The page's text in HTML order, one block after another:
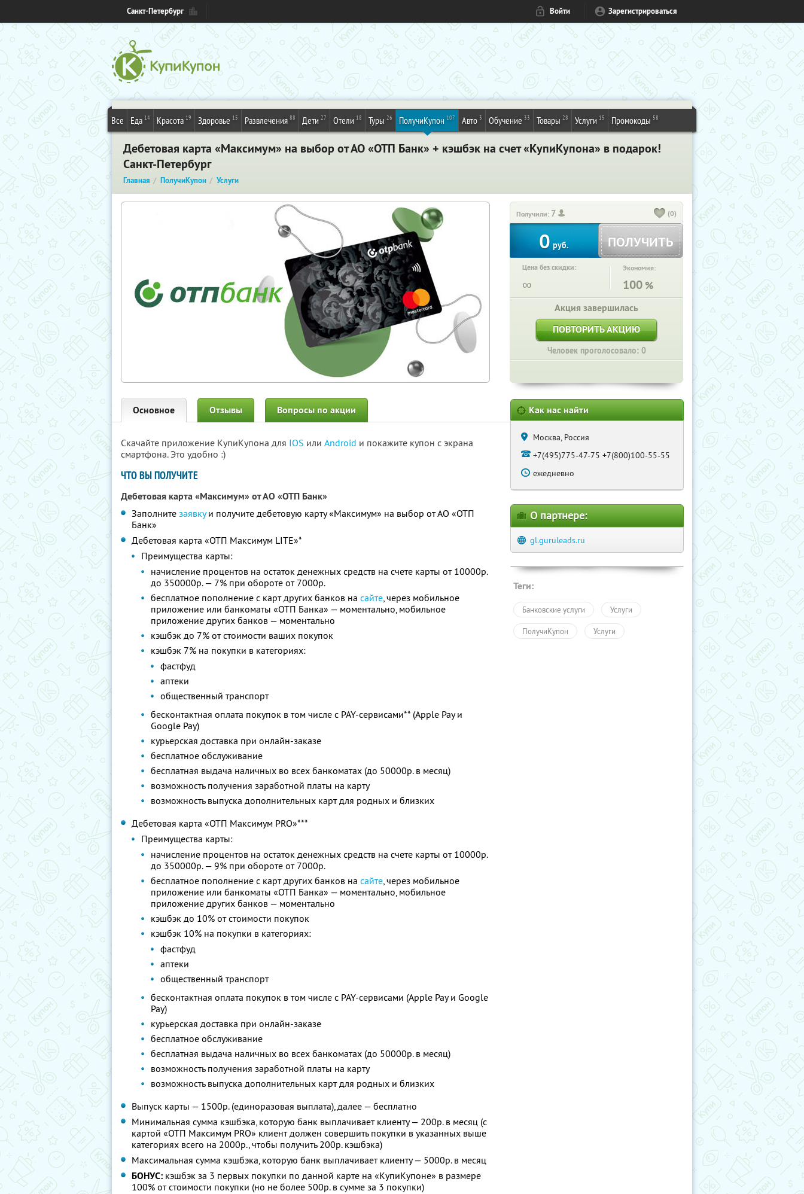
Санкт-Петербург Войти Зарегистрироваться
Все Еда 14 Красота 19 Здоровье 15 Развлечения 88 Дети 27 Отели 18 Туры 26 ПолучиКупон 107 Авто 3 Обучение 33 Товары 28 Услуги 15 Промокоды 58
Дебетовая карта «Максимум» на выбор от АО «ОТП Банк» + кэшбэк на счет «КупиКупона» в подарок!
Санкт-Петербург
Главная ПолучиКупон Услуги
Получили: 7 (0)
0 руб. ПОЛУЧИТЬ
Цена без скидки:
∞
Экономия:
100 %
Акция завершилась
ПОВТОРИТЬ АКЦИЮ
Человек проголосовало: 0
Основное Отзывы Вопросы по акции
Скачайте приложение КупиКупона для IOS или Android и покажите купон с экрана
смартфона. Это удобно :)
ЧТО ВЫ ПОЛУЧИТЕ
Дебетовая карта «Максимум» от АО «ОТП Банк»
Заполните заявкуи получите дебетовую карту «Максимум» на выбор от АО «ОТП
Банк»
Дебетовая карта «ОТП Максимум LITE»*
Преимущества карты:
начисление процентов на остаток денежных средств на счете карты от 10000р.
до 350000р. — 7% при обороте от 7000р.
бесплатное пополнение с карт других банков на сайте, через мобильное
приложение или банкоматы «ОТП Банка» — моментально, мобильное
приложение других банков — моментально
кэшбэк до 7% от стоимости ваших покупок
кэшбэк 7% на покупки в категориях:
фастфуд
аптеки
общественный транспорт
бесконтактная оплата покупок в том числе c PAY-сервисами** (Apple Pay и
Google Pay)
курьерская доставка при онлайн-заказе
бесплатное обслуживание
бесплатная выдача наличных во всех банкоматах (до 50000р. в месяц)
возможность получения заработной платы на карту
возможность выпуска дополнительных карт для родных и близких
Дебетовая карта «ОТП Максимум PRO»***
Преимущества карты:
начисление процентов на остаток денежных средств на счете карты от 10000р.
до 350000р. — 9% при обороте от 7000р.
бесплатное пополнение с карт других банков на сайте, через мобильное
приложение или банкоматы «ОТП Банка» — моментально, мобильное
приложение других банков — моментально
кэшбэк до 10% от стоимости покупок
кэшбэк 10% на покупки в категориях:
фастфуд
аптеки
общественный транспорт
бесконтактная оплата покупок в том числе c PAY-сервисами (Apple Pay и Google
Pay)
курьерская доставка при онлайн-заказе
бесплатное обслуживание
бесплатная выдача наличных во всех банкоматах (до 50000р. в месяц)
возможность получения заработной платы на карту
возможность выпуска дополнительных карт для родных и близких
Выпуск карты — 1500р. (единоразовая выплата), далее — бесплатно
Минимальная сумма кэшбэка, которую банк выплачивает клиенту — 200р. в месяц (с
картой «ОТП Максимум PRO» клиент должен совершить покупки в указанных выше
категориях всего на 2000р., чтобы получить 200р. кэшбэка)
Максимальная сумма кэшбэка, которую банк выплачивает клиенту — 5000р. в месяц
БОНУС: кэшбэк за 3 первых покупки по данной карте на «КупиКупоне» в размере
100% от стоимости покупки (но не более 500р. в сумме за 3 покупки)
Как нас найти
Москва, Россия
+7(495)775-47-75 +7(800)100-55-55
ежедневно
О партнере:
gl.guruleads.ru
Теги:
Банковские услуги Услуги
ПолучиКупон Услуги